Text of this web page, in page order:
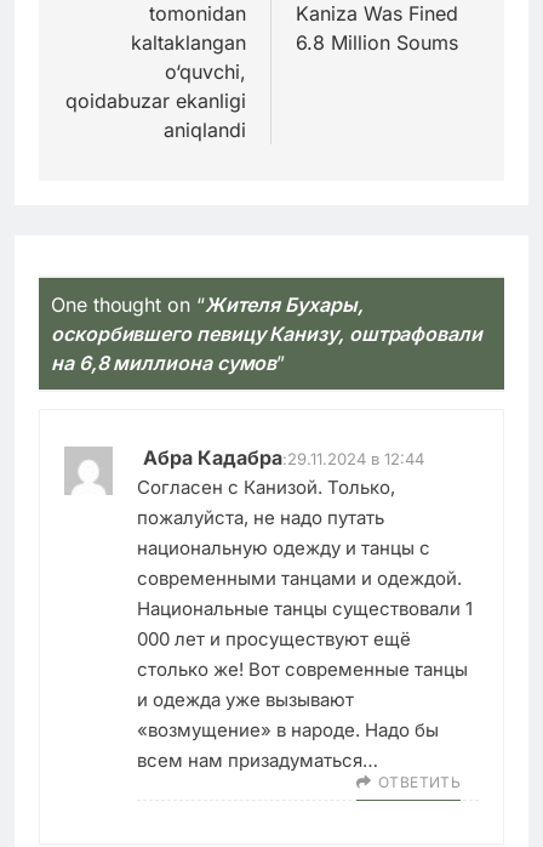
tomonidan
kaltaklangan
o‘quvchi,
qoidabuzar ekanligi
aniqlandi
Kaniza Was Fined
6.8 Million Soums
One thought on “Жителя Бухары,
оскорбившего певицу Канизу, оштрафовали
на 6,8 миллиона сумов”
Абра Кадабра:29.11.2024 в 12:44
Согласен с Канизой. Только,
пожалуйста, не надо путать
национальную одежду и танцы с
современными танцами и одеждой.
Национальные танцы существовали 1
000 лет и просуществуют ещё
столько же! Вот современные танцы
и одежда уже вызывают
«возмущение» в народе. Надо бы
всем нам призадуматься…
ОТВЕТИТЬ